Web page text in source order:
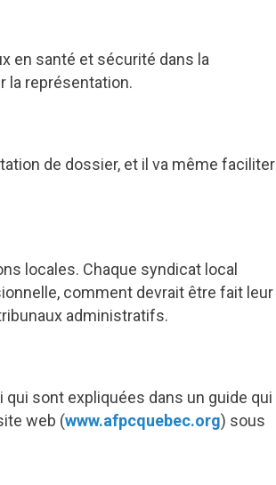
en santé et sécurité dans la
la représentation.
de dossier, et il va même faciliter
locales. Chaque syndicat local
comment devrait être fait leur
administratifs.
sont expliquées dans un guide qui
web (www.afpcquebec.org) sous